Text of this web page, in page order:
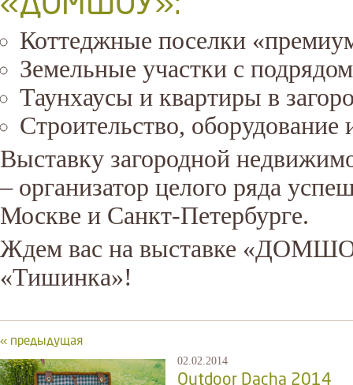
Коттеджные поселки
Земельные участки с
Таунхаусы и квартиры в
Строительство, оборудование
Выставку загородной
– организатор целого ряда
Москве и Санкт-Петербурге.
Ждем вас на выставке
«Тишинка»!
« предыдущая
02.02.2014
Outdoor Dacha 2014